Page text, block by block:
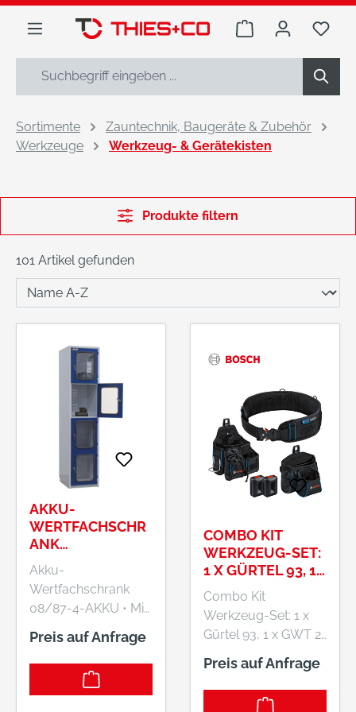
springen
Warenkorb Du
Sortimente
Zauntechnik, Baugeräte & Zubehör
Werkzeuge
Werkzeug- & Gerätekisten
Produkte filtern
101 Artikel gefunden
AKKU-
WERTFACHSCHR
ANK
1850X415X500/5
40 MM HXBXT
Akku-
Wertfachschrank
08/87-4-AKKU • Mit
4 geräumigen
Abteilen 480 x 385 x
445 (B x T x H) mm •
Jedes Fach mit
Preis auf Anfrage
COMBO KIT
WERKZEUG-SET:
1 X GÜRTEL 93, 1
X GWT 2, 1 X GWT
4, 2 X PROCLICK
HOLDER
Combo Kit
Werkzeug-Set: 1 x
Gürtel 93, 1 x GWT 2,
ProClick Holder.
ProClick
Preis auf Anfrage